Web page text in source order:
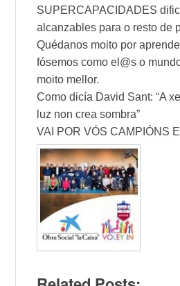
SUPERCAPACIDADES
alcanzables para o resto de
Quédanos moito por
fósemos como el@s o
moito mellor.
Como dicía David Sant: “A
luz non crea sombra”
VAI POR VÓS CAMPIÓNS